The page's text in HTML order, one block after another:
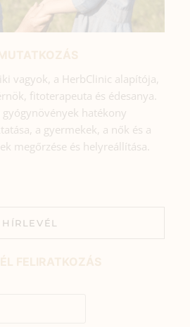
vagyok, a HerbClinic alapítója,
fitoterapeuta és édesanya.
gyógynövények hatékony
a gyermekek, a nők és a
megőrzése és helyreállítása.
HÍRLEVÉL